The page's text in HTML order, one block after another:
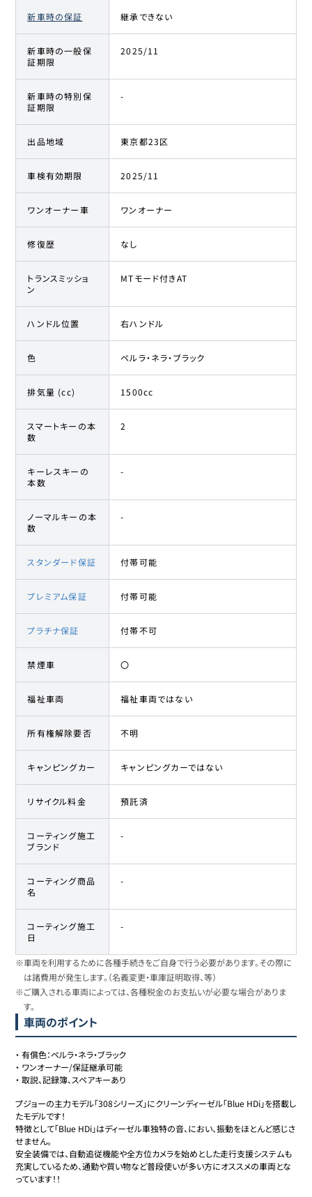
新車時の保証 継承できない
新車時の一般保
証期限
2025/11
新車時の特別保
証期限
-
出品地域 東京都23区
車検有効期限 2025/11
ワンオーナー車 ワンオーナー
修復歴 なし
トランスミッショ
ン
MTモード付きAT
ハンドル位置 右ハンドル
色 ペルラ・ネラ・ブラック
排気量 (cc) 1500cc
スマートキーの本
数
2
キーレスキーの
本数
-
ノーマルキーの本
数
-
スタンダード保証 付帯可能
プレミアム保証 付帯可能
プラチナ保証 付帯不可
禁煙車 〇
福祉車両 福祉車両ではない
所有権解除要否 不明
キャンピングカー キャンピングカーではない
リサイクル料金 預託済
コーティング施工
ブランド
-
コーティング商品
名
-
コーティング施工
日
-
※車両を利用するために各種手続きをご自身で行う必要があります。その際に
は諸費用が発生します。（名義変更・車庫証明取得、等）
※ご購入される車両によっては、各種税金のお支払いが必要な場合がありま
す。
車両のポイント
・有償色：ペルラ・ネラ・ブラック
・ ワンオーナー/保証継承可能
・取説、記録簿、スペアキーあり
プジョーの主力モデル「308シリーズ」にクリーンディーゼル「Blue HDi」を搭載し
たモデルです！
特徴として「Blue HDi」はディーゼル車独特の音、におい、振動をほとんど感じさ
せません。
安全装備では、自動追従機能や全方位カメラを始めとした走行支援システムも
充実しているため、通勤や買い物など普段使いが多い方にオススメの車両とな
っています！！